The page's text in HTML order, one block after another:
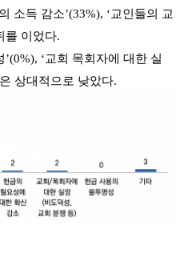
소득 감소’(33%), ‘교인들의 교
를 이었다.
‘교회 목회자에 대한 실
상대적으로 낮았다.